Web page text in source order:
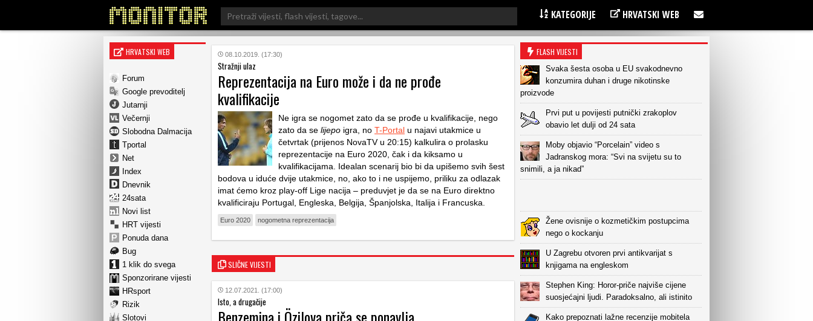
Search
for:
KATEGORIJE HRVATSKI WEB
HRVATSKI WEB
Forum
Google prevoditelj
Jutarnji
Večernji
Slobodna Dalmacija
Tportal
Net
Index
Dnevnik
24sata
Novi list
HRT vijesti
Ponuda dana
Bug
1 klik do svega
Sponzorirane vijesti
HRsport
Rizik
Slotovi
08.10.2019. (17:30)
Stražnji ulaz
Reprezentacija na Euro može i da ne prođe
kvalifikacije
Ne igra se nogomet zato da se prođe u kvalifikacije, nego
zato da se lijepo igra, no T-Portal u najavi utakmice u
četvrtak (prijenos NovaTV u 20:15) kalkulira o prolasku
reprezentacije na Euro 2020, čak i da kiksamo u
kvalifikacijama. Idealan scenarij bio bi da upišemo svih šest
bodova u iduće dvije utakmice, no, ako to i ne uspijemo, priliku za odlazak
imat ćemo kroz play-off Lige nacija – preduvjet je da se na Euro direktno
kvalificiraju Portugal, Engleska, Belgija, Španjolska, Italija i Francuska.
Euro 2020 nogometna reprezentacija
SLIČNE VIJESTI
12.07.2021. (17:00)
Isto, a drugačije
FLASH VIJESTI
Svaka šesta osoba u EU svakodnevno
konzumira duhan i druge nikotinske
proizvode
Prvi put u povijesti putnički zrakoplov
obavio let dulji od 24 sata
Moby objavio “Porcelain” video s
Jadranskog mora: “Svi na svijetu su to
snimili, a ja nikad”
Žene ovisnije o kozmetičkim postupcima
nego o kockanju
U Zagrebu otvoren prvi antikvarijat s
knjigama na engleskom
Stephen King: Horor-priče najviše cijene
suosjećajni ljudi. Paradoksalno, ali istinito
Kako prepoznati lažne recenzije mobitela